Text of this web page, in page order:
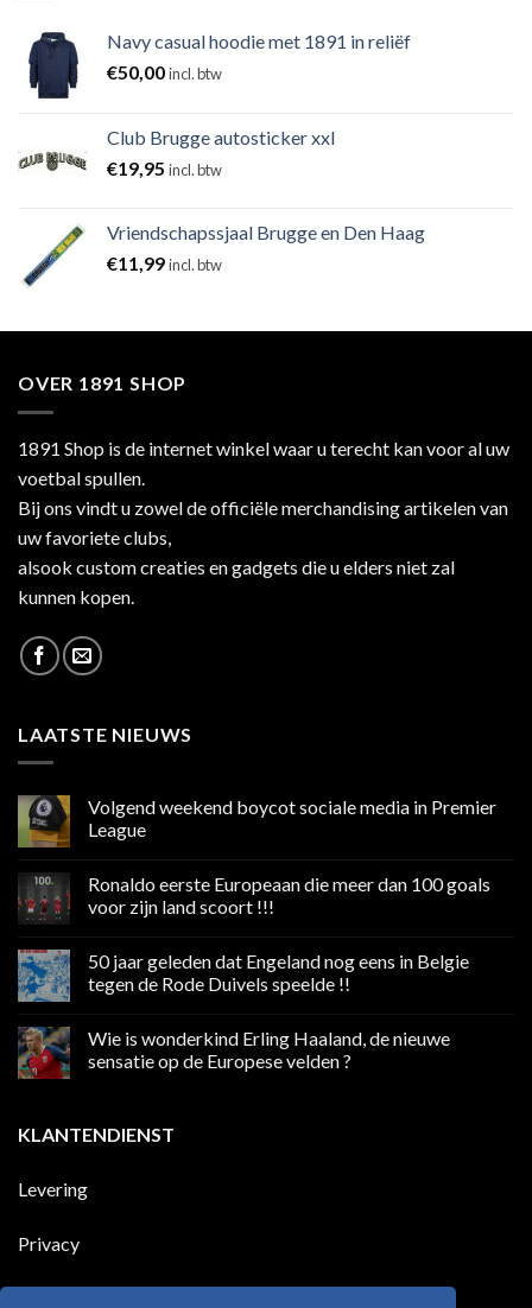
Navy casual hoodie met 1891 in reliëf
€50,00incl. btw
Club Brugge autosticker xxl
€19,95 incl. btw
Vriendschapssjaal Brugge en Den Haag
€11,99incl. btw
OVER 1891 SHOP
1891 Shop is de internet winkel waar u terecht kan voor al uw
voetbal spullen.
Bij ons vindt u zowel de officiële merchandising artikelen van
uw favoriete clubs,
alsook custom creaties en gadgets die u elders niet zal
kunnen kopen.
LAATSTE NIEUWS
Volgend weekend boycot sociale media in Premier
League
op
weekend
media
in
Premier
Ronaldo eerste Europeaan die meer dan 100 goals
voor zijn land scoort !!!
op
Ronaldo
eerste
meer
100
land
scoort
50 jaar geleden dat Engeland nog eens in Belgie
tegen de Rode Duivels speelde !!
op
jaar
nog
eens
tegen
Wie is wonderkind Erling Haaland, de nieuwe
sensatie op de Europese velden ?
Wie
is
Haaland,
Europese
KLANTENDIENST
Levering
Privacy